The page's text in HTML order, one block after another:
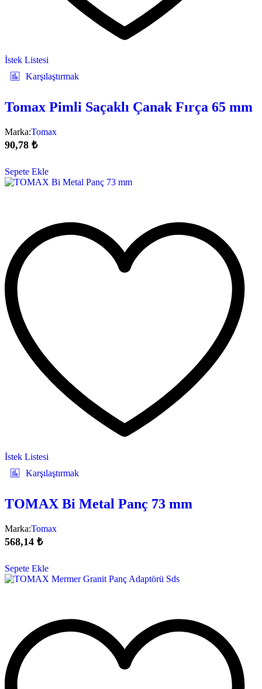
İstek Listesi
Karşılaştırmak
Tomax Pimli Saçaklı Çanak Fırça 65 mm
Marka:Tomax
90,78 ₺
Sepete Ekle
İstek Listesi
Karşılaştırmak
TOMAX Bi Metal Panç 73 mm
Marka:Tomax
568,14 ₺
Sepete Ekle